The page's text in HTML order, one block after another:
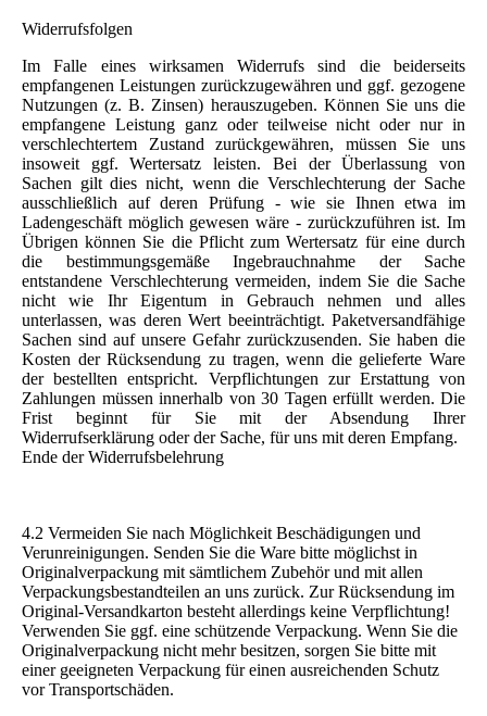
Widerrufsfolgen
Im Falle eines wirksamen Widerrufs sind die beiderseits
empfangenen Leistungen zurückzugewähren und ggf. gezogene
Nutzungen (z. B. Zinsen) herauszugeben. Können Sie uns die
empfangene Leistung ganz oder teilweise nicht oder nur in
verschlechtertem Zustand zurückgewähren, müssen Sie uns
insoweit ggf. Wertersatz leisten. Bei der Überlassung von
Sachen gilt dies nicht, wenn die Verschlechterung der Sache
ausschließlich auf deren Prüfung - wie sie Ihnen etwa im
Ladengeschäft möglich gewesen wäre - zurückzuführen ist. Im
Übrigen können Sie die Pflicht zum Wertersatz für eine durch
die bestimmungsgemäße Ingebrauchnahme der Sache
entstandene Verschlechterung vermeiden, indem Sie die Sache
nicht wie Ihr Eigentum in Gebrauch nehmen und alles
unterlassen, was deren Wert beeinträchtigt. Paketversandfähige
Sachen sind auf unsere Gefahr zurückzusenden. Sie haben die
Kosten der Rücksendung zu tragen, wenn die gelieferte Ware
der bestellten entspricht. Verpflichtungen zur Erstattung von
Zahlungen müssen innerhalb von 30 Tagen erfüllt werden. Die
Frist beginnt für Sie mit der Absendung Ihrer
Widerrufserklärung oder der Sache, für uns mit deren Empfang.
Ende der Widerrufsbelehrung
4.2 Vermeiden Sie nach Möglichkeit Beschädigungen und
Verunreinigungen. Senden Sie die Ware bitte möglichst in
Originalverpackung mit sämtlichem Zubehör und mit allen
Verpackungsbestandteilen an uns zurück. Zur Rücksendung im
Original-Versandkarton besteht allerdings keine Verpflichtung!
Verwenden Sie ggf. eine schützende Verpackung. Wenn Sie die
Originalverpackung nicht mehr besitzen, sorgen Sie bitte mit
einer geeigneten Verpackung für einen ausreichenden Schutz
vor Transportschäden.